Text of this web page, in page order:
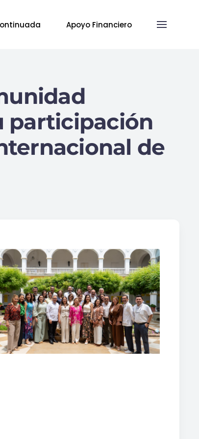
Apoyo Financiero
participación
de